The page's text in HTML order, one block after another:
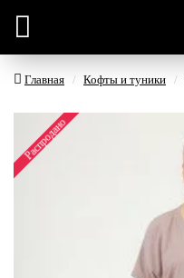
Главная Кофты и туники
Распродано